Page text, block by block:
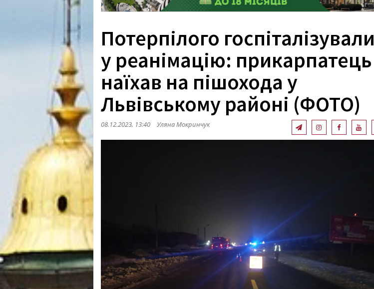
Потерпілого госпіталізували
у реанімацію: прикарпатець
наїхав на пішохода у
Львівському районі (ФОТО)
08.12.2023, 13:40 Уляна Мокринчук